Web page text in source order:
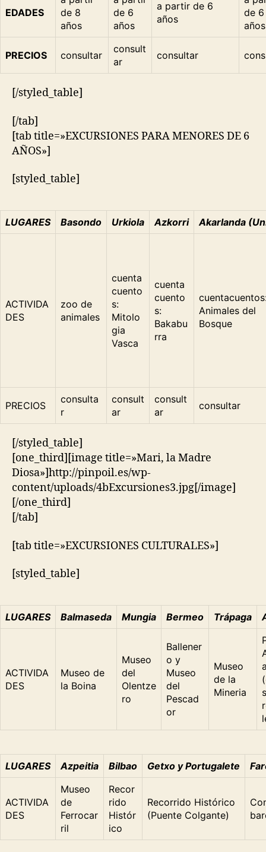
EDADES
de 8
años
de 6
años
a partir de 6
años
de 6
años
PRECIOS consultar
consult
ar
consultar
[/styled_table]
[/tab]
[tab title=»EXCURSIONES PARA MENORES DE 6
AÑOS»]
[styled_table]
LUGARES Basondo Urkiola Azkorri Akarlanda
ACTIVIDA
DES
zoo de
animales
cuenta
cuento
s:
Mitolo
gia
Vasca
cuenta
cuento
s:
Bakabu
rra
Animales del
Bosque
PRECIOS
consulta
r
consult
ar
consult
ar
consultar
[/styled_table]
[one_third][image title=»Mari, la Madre
Diosa»]http://pinpoil.es/wp-
content/uploads/4bExcursiones3.jpg[/image]
[/one_third]
[/tab]
[tab title=»EXCURSIONES CULTURALES»]
[styled_table]
LUGARES Balmaseda Mungia Bermeo Trápaga
ACTIVIDA
DES
Museo de
la Boina
Museo
del
Olentze
ro
Ballener
o y
Museo
del
Pescad
or
Museo
de la
Mineria
s
LUGARES Azpeitia Bilbao Getxo y Portugalete
ACTIVIDA
DES
Museo
de
Ferrocar
ril
Recor
rido
Histór
ico
Recorrido Histórico
(Puente Colgante)